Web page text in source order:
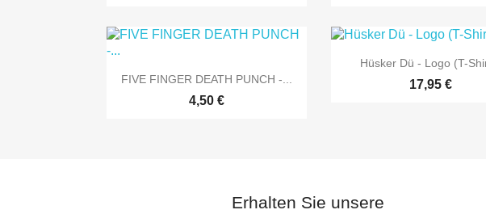
 Vorschau
FIVE FINGER DEATH PUNCH -...
4,50 €
 Vorschau
Hüsker Dü - Logo (T-
17,95 €
Erhalten Sie unsere